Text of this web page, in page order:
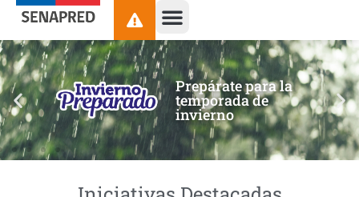
contenido
Prepárate para la
temporada de
invierno